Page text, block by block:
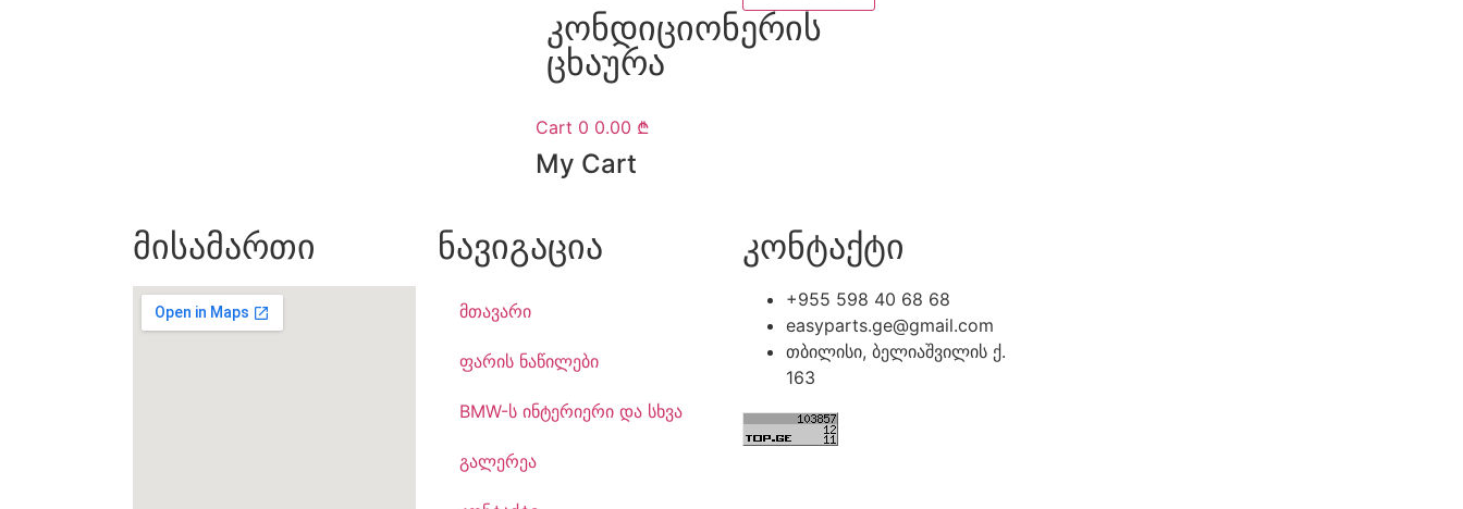
კონდიციონერის
ცხაურა
Cart 0 0.00 ₾
My Cart
მისამართი ნავიგაცია
მთავარი
ფარის ნაწილები
BMW-ს ინტერიერი და სხვა
გალერეა
კონტაქტი
+955 598 40 68 68
easyparts.ge@gmail.com
თბილისი, ბელიაშვილის ქ.
163